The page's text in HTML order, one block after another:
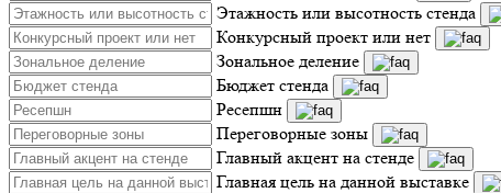
Этажность или высотность стенда
Конкурсный проект или нет
Зональное деление
Бюджет стенда
Ресепшн
Переговорные зоны
Главный акцент на стенде
Главная цель на данной выставке